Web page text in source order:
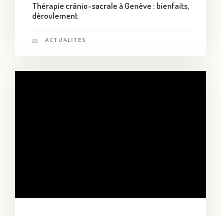
Thérapie crânio-sacrale à Genève : bienfaits,
déroulement
ACTUALITÉS